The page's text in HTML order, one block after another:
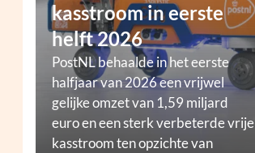
kasstroom in eerste
helft 2026
PostNL behaalde in het eerste
halfjaar van 2026 een vrijwel
gelijke omzet van 1,59 miljard
euro en een sterk verbeterde vrije
kasstroom ten opzichte van